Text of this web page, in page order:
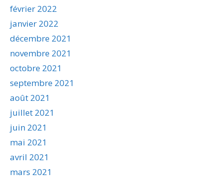
février 2022
janvier 2022
décembre 2021
novembre 2021
octobre 2021
septembre 2021
août 2021
juillet 2021
juin 2021
mai 2021
avril 2021
mars 2021